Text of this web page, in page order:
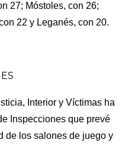
27; Móstoles, con 26;
22 y Leganés, con 20.
Interior y Víctimas ha
Inspecciones que prevé
de los salones de juego y